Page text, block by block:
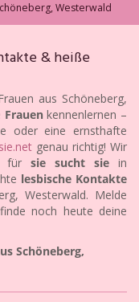
Westerwald
& heiße
aus Schöneberg,
Frauenkennenlernen –
oder eine ernsthafte
genau richtig! Wir
für sie sucht sie in
lesbische Kontakte
Westerwald. Melde
noch heute deine
Schöneberg,